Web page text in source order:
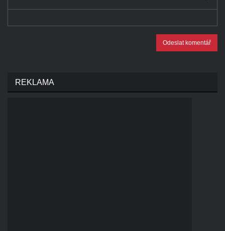
Odeslat komentář
REKLAMA